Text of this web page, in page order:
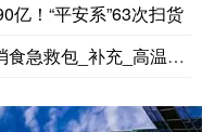
亿！“平安系”63次扫货
救包_补充_高温_水盐